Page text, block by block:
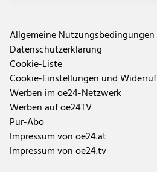
Allgemeine Nutzungsbedingungen
Datenschutzerklärung
Cookie-Liste
Cookie-Einstellungen und Widerruf
Werben im oe24-Netzwerk
Werben auf oe24TV
Pur-Abo
Impressum von oe24.at
Impressum von oe24.tv